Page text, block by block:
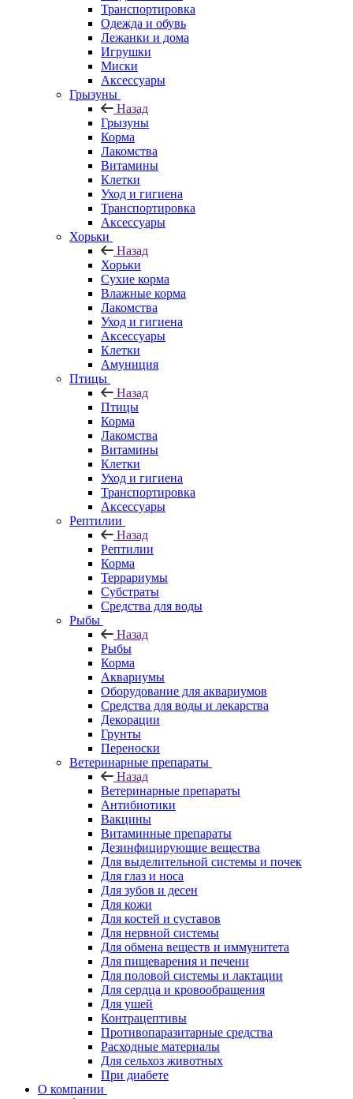
Транспортировка
Одежда и обувь
Лежанки и дома
Игрушки
Миски
Аксессуары
Грызуны
Назад
Грызуны
Корма
Лакомства
Витамины
Клетки
Уход и гигиена
Транспортировка
Аксессуары
Хорьки
Назад
Хорьки
Сухие корма
Влажные корма
Лакомства
Уход и гигиена
Аксессуары
Клетки
Амуниция
Птицы
Назад
Птицы
Корма
Лакомства
Витамины
Клетки
Уход и гигиена
Транспортировка
Аксессуары
Рептилии
Назад
Рептилии
Корма
Террариумы
Субстраты
Средства для воды
Рыбы
Назад
Рыбы
Корма
Аквариумы
Оборудование для аквариумов
Средства для воды и лекарства
Декорации
Грунты
Переноски
Ветеринарные препараты
Назад
Ветеринарные препараты
Антибиотики
Вакцины
Витаминные препараты
Дезинфицирующие вещества
Для выделительной системы и почек
Для глаз и носа
Для зубов и десен
Для кожи
Для костей и суставов
Для нервной системы
Для обмена веществ и иммунитета
Для пищеварения и печени
Для половой системы и лактации
Для сердца и кровообращения
Для ушей
Контрацептивы
Противопаразитарные средства
Расходные материалы
Для сельхоз животных
При диабете
О компании